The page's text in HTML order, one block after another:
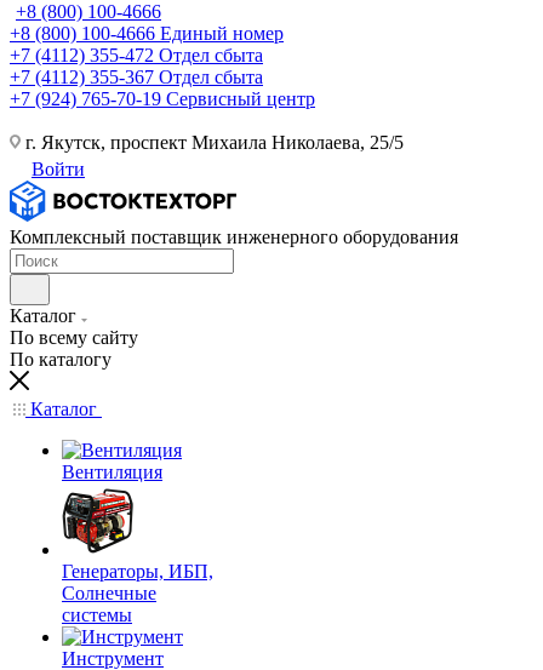
+8 (800) 100-4666
+8 (800) 100-4666 Единый номер
+7 (4112) 355-472 Отдел сбыта
+7 (4112) 355-367 Отдел сбыта
+7 (924) 765-70-19 Сервисный центр
г. Якутск, проспект Михаила Николаева, 25/5
Войти
Комплексный поставщик инженерного оборудования
Каталог
По всему сайту
По каталогу
Каталог
Вентиляция
Генераторы, ИБП,
Солнечные
системы
Инструмент